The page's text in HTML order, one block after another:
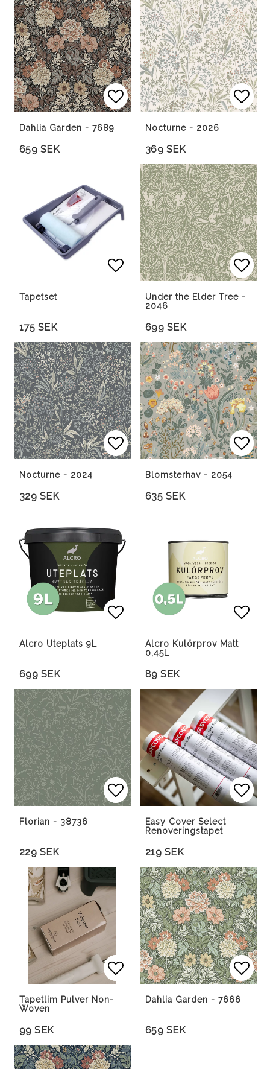
Lägg till i favoritlistan
Lägg till i favoritlistan
Dahlia Garden - 7689
659 SEK
Nocturne - 2026
369 SEK
Lägg till i favoritlistan
Tapetset
175 SEK
Under the Elder Tree -
2046
699 SEK
Lägg till i favoritlistan
Lägg till i favoritlistan
Nocturne - 2024
329 SEK
Blomsterhav - 2054
635 SEK
Alcro Uteplats 9L
699 SEK
Alcro Kulörprov Matt
0,45L
89 SEK
Lägg till i favoritlistan
Lägg till i favoritlistan
Florian - 38736
229 SEK
Easy Cover Select
Renoveringstapet
219 SEK
Lägg till i favoritlistan
Lägg till i favoritlistan
Tapetlim Pulver Non-
Woven
99 SEK
Dahlia Garden - 7666
659 SEK